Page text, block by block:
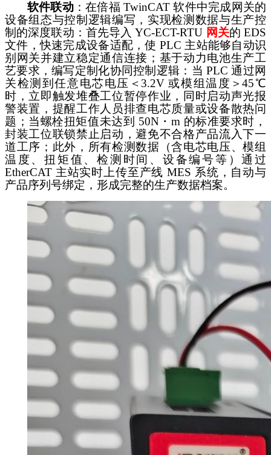
软件联动：在倍福 TwinCAT 软件中完成网关的
设备组态与控制逻辑编写，实现检测数据与生产控
制的深度联动：首先导入 YC-ECT-RTU 网关的 EDS
文件，快速完成设备适配，使 PLC 主站能够自动识
别网关并建立稳定通信连接；基于动力电池生产工
艺要求，编写定制化协同控制逻辑：当 PLC 通过网
关检测到任意电芯电压＜3.2V 或模组温度＞45℃
时，立即触发堆叠工位暂停作业，同时启动声光报
警装置，提醒工作人员排查电芯质量或设备散热问
题；当螺栓扭矩值未达到 50N・m 的标准要求时，
封装工位联锁禁止启动，避免不合格产品流入下一
道工序；此外，所有检测数据（含电芯电压、模组
温度、扭矩值、检测时间、设备编号等）通过
EtherCAT 主站实时上传至产线 MES 系统，自动与
产品序列号绑定，形成完整的生产数据档案。